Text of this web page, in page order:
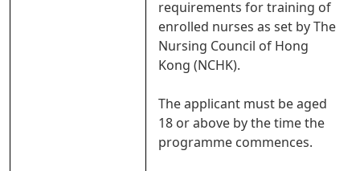
requirements for training of
enrolled nurses as set by The
Nursing Council of Hong
Kong (NCHK).
The applicant must be aged
18 or above by the time the
programme commences.